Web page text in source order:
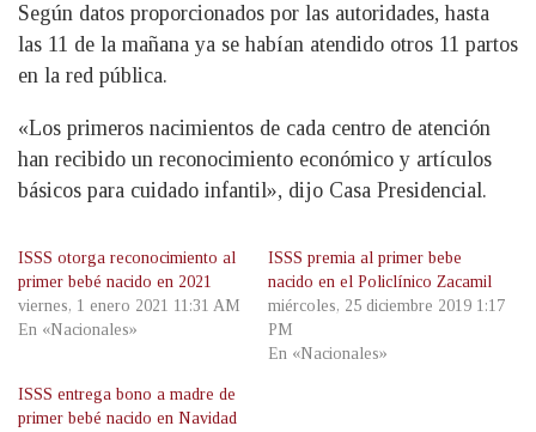
Según datos proporcionados por las autoridades, hasta
las 11 de la mañana ya se habían atendido otros 11 partos
en la red pública.
«Los primeros nacimientos de cada centro de atención
han recibido un reconocimiento económico y artículos
básicos para cuidado infantil», dijo Casa Presidencial.
ISSS otorga reconocimiento al
primer bebé nacido en 2021
viernes, 1 enero 2021 11:31 AM
En «Nacionales»
ISSS premia al primer bebe
nacido en el Policlínico Zacamil
miércoles, 25 diciembre 2019 1:17
PM
En «Nacionales»
ISSS entrega bono a madre de
primer bebé nacido en Navidad